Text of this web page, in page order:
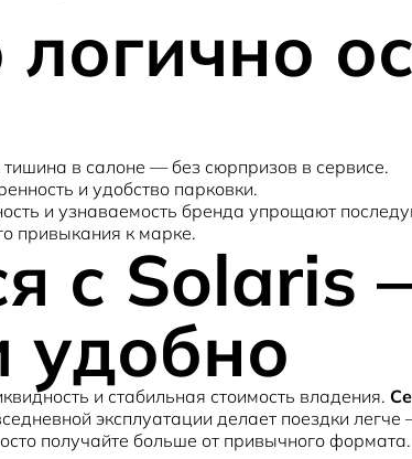
в салоне — без сюрпризов в сервисе.
и удобство парковки.
и узнаваемость бренда упрощают
привыкания к марке.
с Solaris
удобно
и стабильная стоимость владения.
эксплуатации делает поездки
получайте больше от привычного формата.